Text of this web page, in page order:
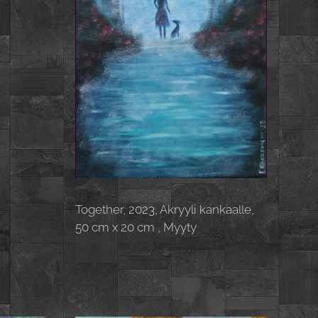
Together, 2023, Akryyli kankaalle,
50 cm x 20 cm , Myyty